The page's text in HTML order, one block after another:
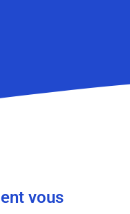
vous